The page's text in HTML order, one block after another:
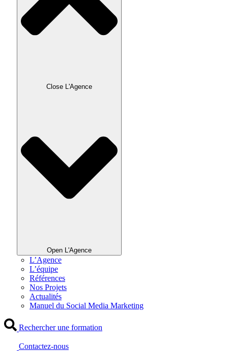
Close L'Agence
Open L'Agence
L’Agence
L’équipe
Références
Nos Projets
Actualités
Manuel du Social Media Marketing
Rechercher une formation
Contactez-nous